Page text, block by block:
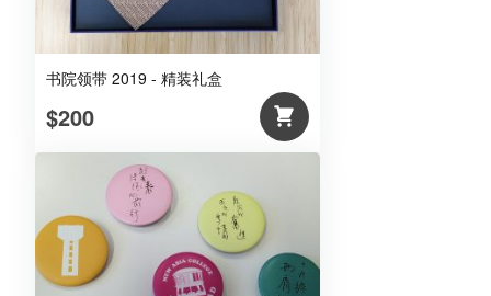
书院领带 2019 - 精装礼盒
$200